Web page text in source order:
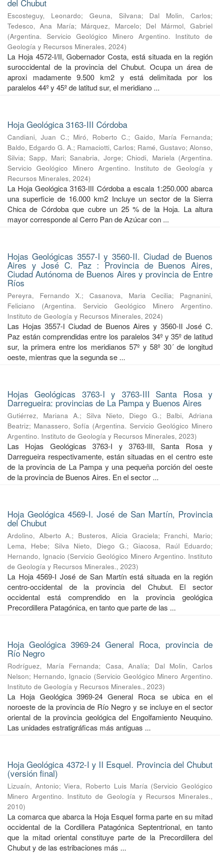
del Chubut
Escosteguy, Leonardo; Geuna, Silvana; Dal Molin, Carlos;
Tedesco, Ana María; Márquez, Marcelo; Del Mármol, Gabriel
(Argentina. Servicio Geológico Minero Argentino. Instituto de
Geología y Recursos Minerales, 2024)
La Hoja 4572-I/II, Gobernador Costa, está situada en la región
suroccidental de la provincia del Chubut. Ocupa un área de
aproxi madamente 9.500 km2 y está delimitada por los
paralelos 44º y 45º de latitud sur, el meridiano ...
Hoja Geológica 3163-III Córdoba
Candiani, Juan C.; Miró, Roberto C.; Gaido, María Fernanda;
Baldo, Edgardo G. A.; Ramaciotti, Carlos; Ramé, Gustavo; Alonso,
Silvia;Sapp, Mari;Sanabria, Jorge;Chiodi, Mariela (Argentina.
Servicio Geológico Minero Argentino. Instituto de Geología y
Recursos Minerales, 2024)
La Hoja Geológica 3163-III Córdoba a escala 1:250.000 abarca
una superficie de 16.000 km2 Incluye un sector de la Sierra
Chica de Córdoba que cubre un 25 % de la Hoja. La altura
mayor corresponde al Cerro Pan de Azúcar con ...
Hojas Geológicas 3557-I y 3560-II. Ciudad de Buenos
Aires y José C. Paz : Provincia de Buenos Aires,
Ciudad Autónoma de Buenos Aires y provincia de Entre
Ríos
Pereyra, Fernando X.;Casanova, Maria Cecilia; Pagnanini,
Feliciano
(Argentina. Servicio Geológico Minero Argentino.
Instituto de Geología y Recursos Minerales, 2024)
Las Hojas 3557-I Ciudad de Buenos Aires y 3560-II José C.
Paz están comprendidas entre los paralelos 34º y 35º de latitud
sur, la primera entre los meridianos 57º y 58º 30´ de longitud
oeste, mientras que la segunda se ...
Hojas Geológicas 3763-I y 3763-III Santa Rosa y
Darregueira: provincias de La Pampa y Buenos Aires
Gutiérrez, Mariana A.; Silva Nieto, Diego G.; Balbi, Adriana
Beatriz; Manassero, Sofía (Argentina. Servicio Geológico Minero
Argentino. Instituto de Geología y Recursos Minerales, 2023)
Las Hojas Geológicas 3763-I y 3763-III, Santa Rosa y
Darregueira respectivamente, están situadas en el centro este
de la provincia de La Pampa y una pequeña porción del oeste
de la provincia de Buenos Aires. En el sector ...
Hoja Geológica 4569-I. José de San Martín, Provincia
del Chubut
Ardolino, Alberto A.; Busteros, Alicia Graciela; Franchi, Mario;
Lema, Hebe; Silva Nieto, Diego G.;Giacosa, Raúl Eduardo;
Hernando, Ignacio (Servicio Geológico Minero Argentino. Instituto
de Geología y Recursos Minerales., 2023)
La Hoja 4569-I José de San Martín está situada en la región
centro-occidental de la provincia del Chubut. El sector
occidental está comprendido en la provincia geológica
Precordillera Patagónica, en tanto que parte de las ...
Hoja Geológica 3969-24 General Roca, provincia de
Río Negro
Rodríguez, María Fernanda; Casa, Analía; Dal Molin, Carlos
Nelson; Hernando, Ignacio (Servicio Geológico Minero Argentino.
Instituto de Geología y Recursos Minerales., 2023)
La Hoja Geológica 3969-24 General Roca se ubica en el
noroeste de la provincia de Río Negro y se incluye en el sector
oriental de la provincia geológica del Engolfamiento Neuquino.
Las unidades estratigráficas más antiguas ...
Hoja Geológica 4372-I y II Esquel. Provincia del Chubut
(versión final)
Lizuaín, Antonio;Viera, Roberto Luis María (Servicio Geológico
Minero Argentino. Instituto de Geología y Recursos Minerales.,
2010)
La comarca que abarca la Hoja Esquel forma parte en su mitad
occidental de la Cordillera Patagónica Septentrional, en tanto
que la mitad oriental constituye parte de la Precordillera del
Chubut y de las estribaciones más ...